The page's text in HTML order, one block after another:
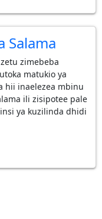
Salama
zimebeba
matukio ya
hii inaelezea mbinu
ili zisipotee pale
ya kuzilinda dhidi